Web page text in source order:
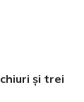
și trei